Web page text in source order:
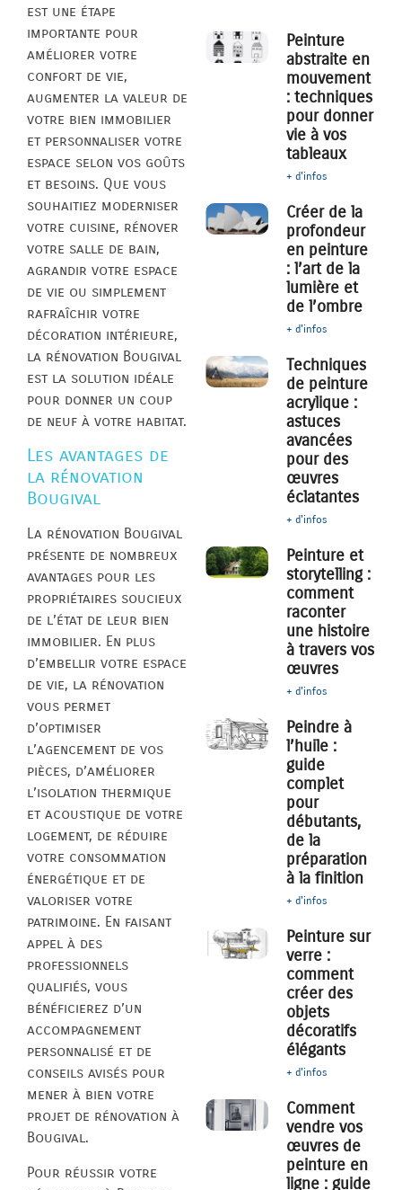
est une étape
importante pour
améliorer votre
confort de vie,
augmenter la valeur de
votre bien immobilier
et personnaliser votre
espace selon vos goûts
et besoins. Que vous
souhaitiez moderniser
votre cuisine, rénover
votre salle de bain,
agrandir votre espace
de vie ou simplement
rafraîchir votre
décoration intérieure,
la rénovation Bougival
est la solution idéale
pour donner un coup
de neuf à votre habitat.
Les avantages de
la rénovation
Bougival
La rénovation Bougival
présente de nombreux
avantages pour les
propriétaires soucieux
de l’état de leur bien
immobilier. En plus
d’embellir votre espace
de vie, la rénovation
vous permet
d’optimiser
l’agencement de vos
pièces, d’améliorer
l’isolation thermique
et acoustique de votre
logement, de réduire
votre consommation
énergétique et de
valoriser votre
patrimoine. En faisant
appel à des
professionnels
qualifiés, vous
bénéficierez d’un
accompagnement
personnalisé et de
conseils avisés pour
mener à bien votre
projet de rénovation à
Bougival.
Pour réussir votre
Peinture
abstraite en
mouvement
: techniques
pour donner
vie à vos
tableaux
+ d'infos
Créer de la
profondeur
en peinture
: l’art de la
lumière et
de l’ombre
+ d'infos
Techniques
de peinture
acrylique :
astuces
avancées
pour des
œuvres
éclatantes
+ d'infos
Peinture et
storytelling :
comment
raconter
une histoire
à travers vos
œuvres
+ d'infos
Peindre à
l’huile :
guide
complet
pour
débutants,
de la
préparation
à la finition
+ d'infos
Peinture sur
verre :
comment
créer des
objets
décoratifs
élégants
+ d'infos
Comment
vendre vos
œuvres de
peinture en
ligne : guide